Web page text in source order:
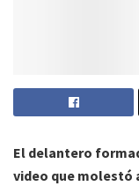
El delantero
video que molestó